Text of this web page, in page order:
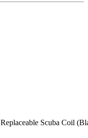
Replaceable Scuba Coil